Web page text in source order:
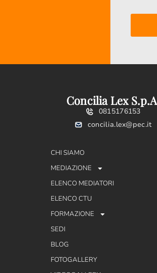
Concilia Lex
0815176153
concilia.lex@pec.it
CHI SIAMO
MEDIAZIONE
ELENCO MEDIATORI
ELENCO CTU
FORMAZIONE
SEDI
BLOG
FOTOGALLERY